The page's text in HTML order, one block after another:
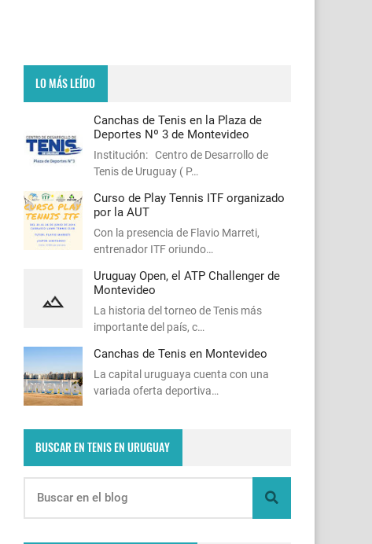
LO MÁS LEÍDO
Canchas de Tenis en la Plaza de
Deportes Nº 3 de Montevideo
Institución: Centro de Desarrollo de
Tenis de Uruguay ( P…
Curso de Play Tennis ITF organizado
por la AUT
Con la presencia de Flavio Marreti,
entrenador ITF oriundo…
Uruguay Open, el ATP Challenger de
Montevideo
La historia del torneo de Tenis más
importante del país, c…
Canchas de Tenis en Montevideo
La capital uruguaya cuenta con una
variada oferta deportiva…
BUSCAR EN TENIS EN URUGUAY